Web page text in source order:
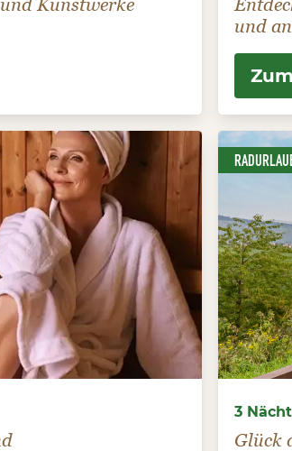
Kunstwerke
und
3
Glück